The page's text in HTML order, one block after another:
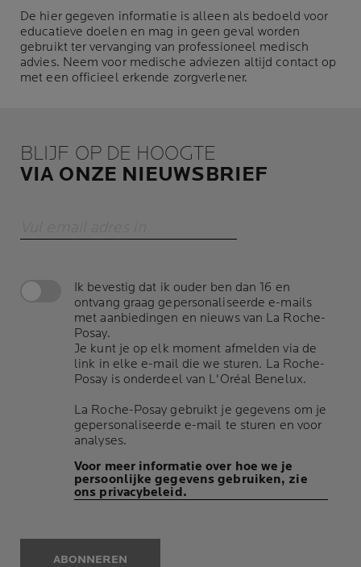
De hier gegeven informatie is alleen als bedoeld voor
educatieve doelen en mag in geen geval worden
gebruikt ter vervanging van professioneel medisch
advies. Neem voor medische adviezen altijd contact op
met een officieel erkende zorgverlener.
BLIJF OP DE HOOGTE
VIA ONZE NIEUWSBRIEF
Ik bevestig dat ik ouder ben dan 16 en
ontvang graag gepersonaliseerde e-mails
met aanbiedingen en nieuws van La Roche-
Posay.
Je kunt je op elk moment afmelden via de
link in elke e-mail die we sturen. La Roche-
Posay is onderdeel van L'Oréal Benelux.
La Roche-Posay gebruikt je gegevens om je
gepersonaliseerde e-mail te sturen en voor
analyses.
Voor meer informatie over hoe we je
persoonlijke gegevens gebruiken, zie
ons privacybeleid.
ABONNEREN